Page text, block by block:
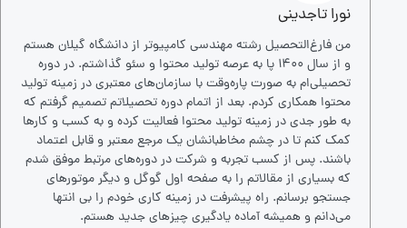
نورا تاجدینی
من فارغ‌التحصیل رشته مهندسی کامپیوتر از دانشگاه گیلان هستم
و از سال 1400 پا به عرصه تولید محتوا و سئو گذاشتم. در دوره
تحصیلی‌ام به صورت پاره‌وقت با سازمان‌های معتبری در زمینه تولید
محتوا همکاری کردم. بعد از اتمام دوره تحصیلاتم تصمیم گرفتم که
به طور جدی در زمینه تولید محتوا فعالیت کرده و به کسب و کار‌ها
کمک کنم تا در چشم مخاطبانشان یک مرجع معتبر و قابل اعتماد
باشند. پس از کسب تجربه و شرکت در دوره‌های مرتبط موفق شدم
که بسیاری از مقالاتم را به صفحه اول گوگل و دیگر موتور‌های
جستجو برسانم. راه پیشرفت در زمینه کاری خودم را بی انتها
می‌دانم و همیشه آماده یادگیری چیز‌های جدید هستم.